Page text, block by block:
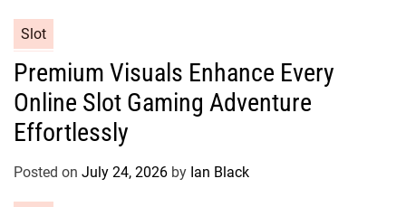
s
a
e
g
o
r
Slot
Premium Visuals Enhance Every
Online Slot Gaming Adventure
Effortlessly
Posted on July 24, 2026 by Ian Black